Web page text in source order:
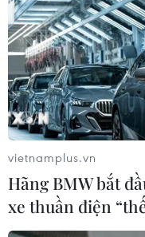
TIN CÙNG
Nga thoái vốn nhà
Quốc tế
07/08/2026 00:22
Nga thông
vietnamplus.vn
Hãng BMW bắt
xe thuần điện